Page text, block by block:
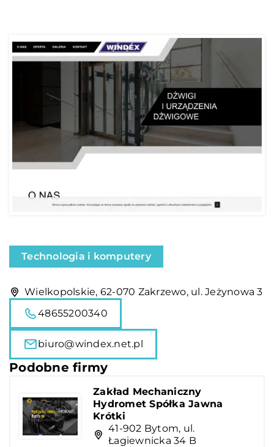
Technologia i komputery
Wielkopolskie, 62-070 Zakrzewo, ul. Jeżynowa 3
48655200340
biuro@windex.net.pl
Podobne firmy
Zakład Mechaniczny
Hydromet Spółka Jawna
Krótki
41-902 Bytom, ul.
Łagiewnicka 34 B